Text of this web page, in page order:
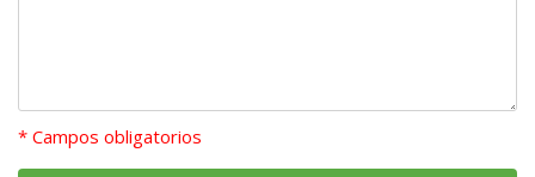
* Campos obligatorios